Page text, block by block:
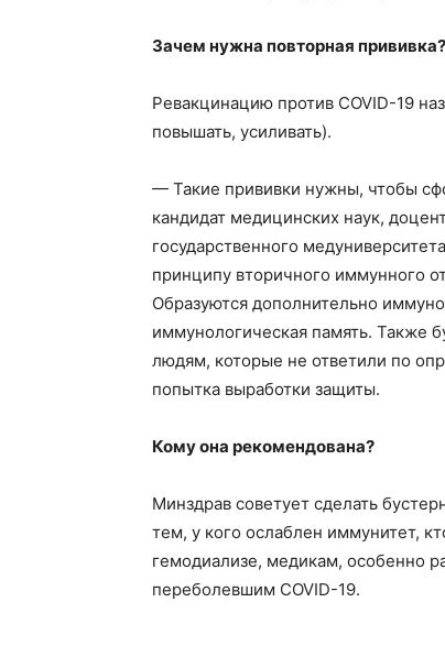
Зачем нужна повторная прививка?
Ревакцинацию против COVID-19
повышать, усиливать).
— Такие прививки нужны, чтобы
кандидат медицинских наук,
государственного
принципу вторичного иммунного
Образуются дополнительно
иммунологическая память. Также
людям, которые не ответили по
попытка выработки защиты.
Кому она рекомендована?
Минздрав советует сделать
тем, у кого ослаблен иммунитет,
гемодиализе, медикам, особенно
переболевшим COVID-19.